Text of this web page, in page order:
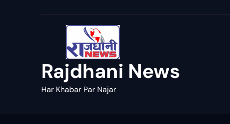
Rajdhani News
Har Khabar Par Najar